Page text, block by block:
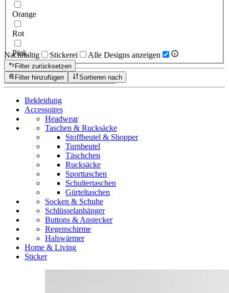
Orange
Rot
Pink
Zurücksetzen Produkte anzeigen
Nachhaltig Stickerei Alle Designs anzeigen
Filter zurücksetzen
Filter hinzufügen
Sortieren nach
Bekleidung
Accessoires
Headwear
Taschen & Rucksäcke
Stoffbeutel & Shopper
Turnbeutel
Täschchen
Rucksäcke
Sporttaschen
Schultertaschen
Gürteltaschen
Socken & Schuhe
Schlüsselanhänger
Buttons & Anstecker
Regenschirme
Halswärmer
Home & Living
Sticker